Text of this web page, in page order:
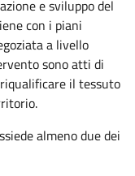
e sviluppo del
con i piani
a livello
sono atti di
il tessuto
almeno due dei